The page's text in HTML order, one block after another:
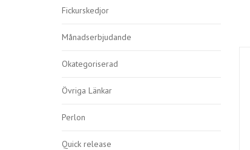
Fickurskedjor
Månadserbjudande
Okategoriserad
Övriga Länkar
Perlon
Quick release